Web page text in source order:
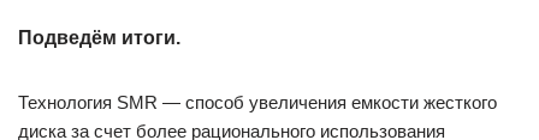
Подведём итоги.
Технология SMR — способ увеличения емкости жесткого
диска за счет более рационального использования